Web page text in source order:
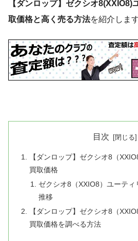
【ダンロップ】ゼクシオ8(XXIO8)
取価格と高く売る方法を紹介します
目次
【ダンロップ】ゼクシオ8（
買取価格
ゼクシオ8（XXIO8）ユーテ
推移
【ダンロップ】ゼクシオ8（
買取価格を調べる方法